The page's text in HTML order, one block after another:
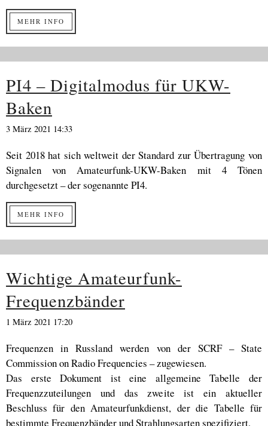
MEHR INFO
PI4 – Digitalmodus für UKW-
Baken
3 März 2021 14:33
Seit 2018 hat sich weltweit der Standard zur Übertragung von
Signalen von Amateurfunk-UKW-Baken mit 4 Tönen
durchgesetzt – der sogenannte PI4.
MEHR INFO
Wichtige Amateurfunk-
Frequenzbänder
1 März 2021 17:20
Frequenzen in Russland werden von der SCRF – State
Commission on Radio Frequencies – zugewiesen.
Das erste Dokument ist eine allgemeine Tabelle der
Frequenzzuteilungen und das zweite ist ein aktueller
Beschluss für den Amateurfunkdienst, der die Tabelle für
bestimmte Frequenzbänder und Strahlungsarten spezifiziert.